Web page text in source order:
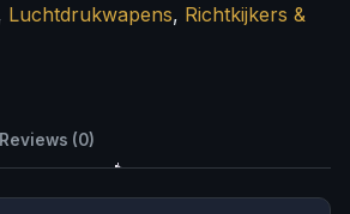
Luchtdrukwapens, Richtkijkers &
Reviews (0)